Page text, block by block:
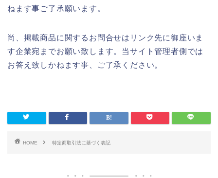
ねます事ご了承願います。
尚、掲載商品に関するお問合せはリンク先に御座いま
す企業宛までお願い致します。当サイト管理者側では
お答え致しかねます事、ご了承ください。
HOME 特定商取引法に基づく表記